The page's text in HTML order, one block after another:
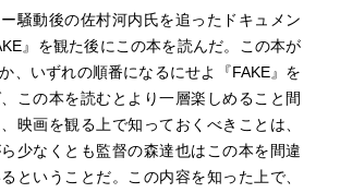
騒動後の佐村河内氏を追ったドキュメン
』を観た後にこの本を読んだ。この本が
、いずれの順番になるにせよ『FAKE』を
この本を読むとより一層楽しめること間
映画を観る上で知っておくべきことは、
少なくとも監督の森達也はこの本を間違
ということだ。この内容を知った上で、